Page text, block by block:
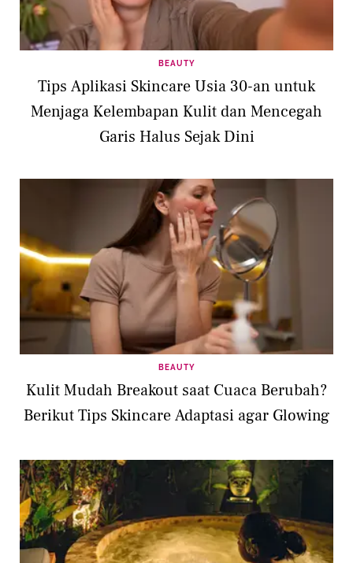
BEAUTY
Tips Aplikasi Skincare Usia 30-an untuk
Menjaga Kelembapan Kulit dan Mencegah
Garis Halus Sejak Dini
BEAUTY
Kulit Mudah Breakout saat Cuaca Berubah?
Berikut Tips Skincare Adaptasi agar Glowing